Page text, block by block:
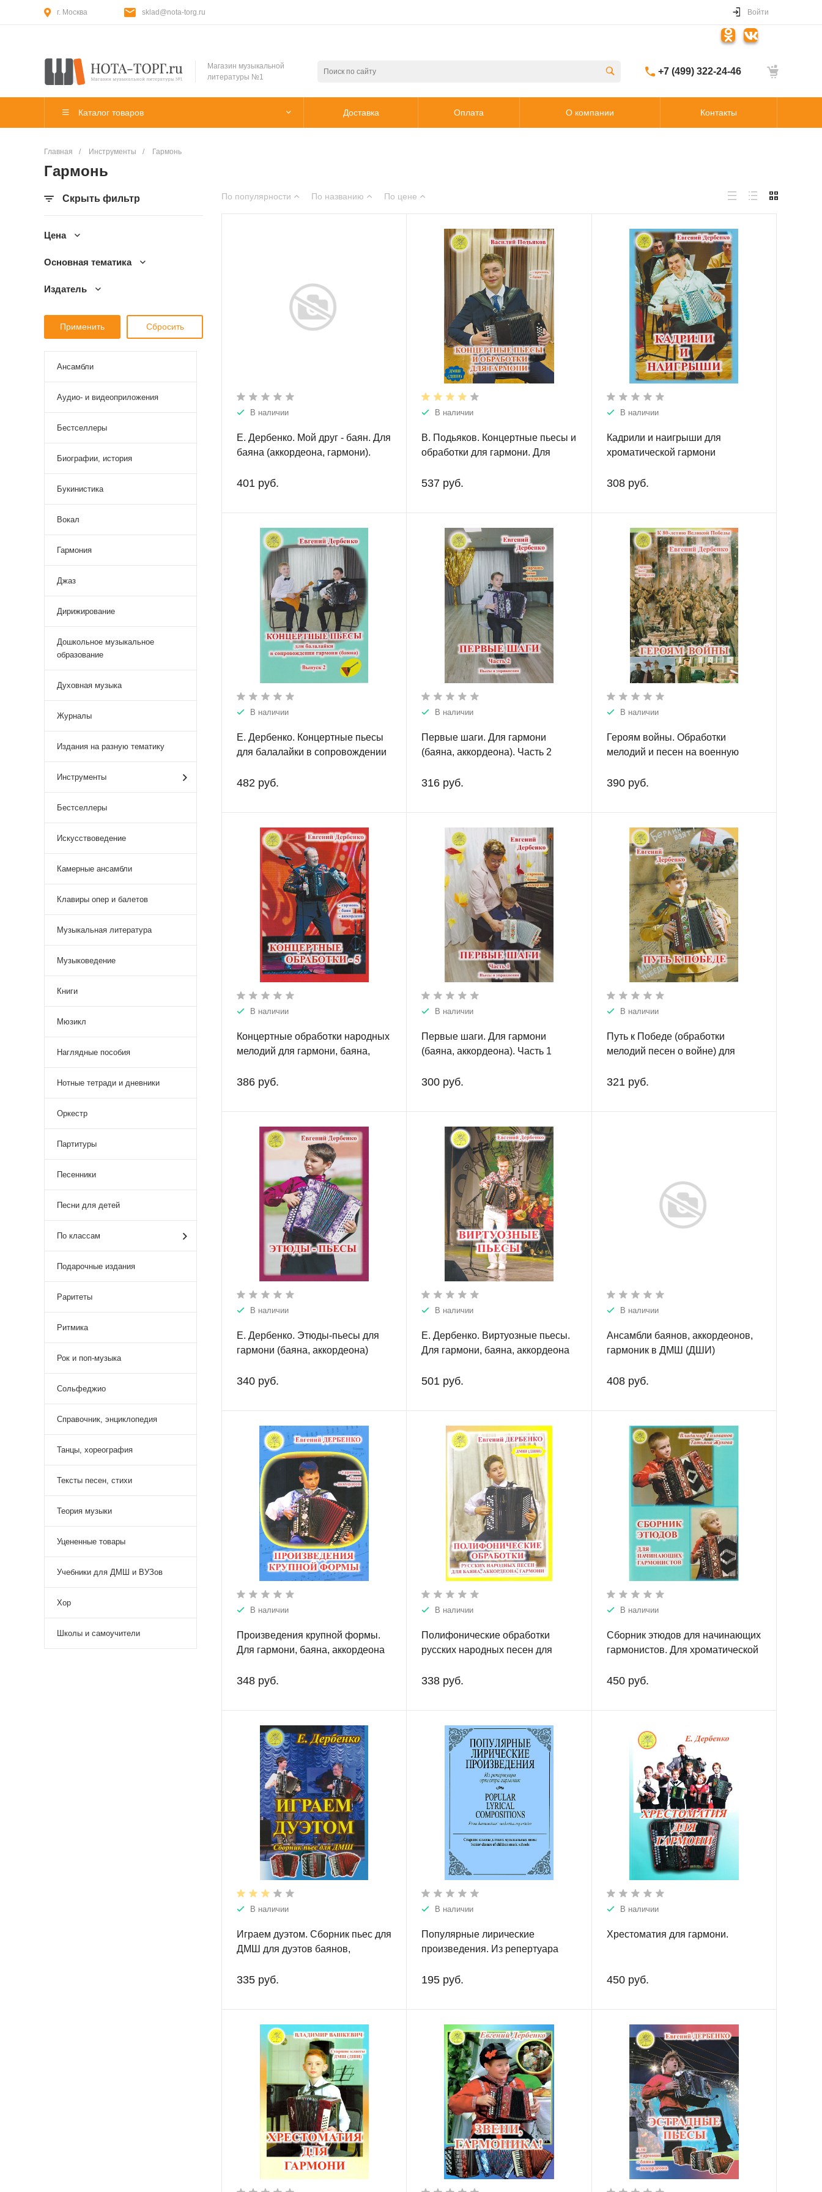
г. Москва sklad@nota-torg.ru Войти
Магазин музыкальной
литературы №1
+7 (499) 322-24-46
Каталог товаров Доставка Оплата О компании Контакты
Главная / Инструменты / Гармонь
Гармонь
Скрыть фильтр
Цена
Основная тематика
Издатель
Ансамбли
Аудио- и видеоприложения
Бестселлеры
Биографии, история
Букинистика
Вокал
Гармония
Джаз
Дирижирование
Дошкольное музыкальное
образование
Духовная музыка
Журналы
Издания на разную тематику
Инструменты
Бестселлеры
Искусствоведение
Камерные ансамбли
Клавиры опер и балетов
Музыкальная литература
Музыковедение
Книги
Мюзикл
Наглядные пособия
Нотные тетради и дневники
Оркестр
Партитуры
Песенники
Песни для детей
По классам
Подарочные издания
Раритеты
Ритмика
Рок и поп-музыка
Сольфеджио
Справочник, энциклопедия
Танцы, хореография
Тексты песен, стихи
Теория музыки
Уцененные товары
Учебники для ДМШ и ВУЗов
Хор
Школы и самоучители
По популярности По названию По цене
В наличии
Е. Дербенко. Мой друг - баян. Для
баяна (аккордеона, гармони).
и ДШИ
401 руб.
В наличии
В. Подьяков. Концертные пьесы и
обработки для гармони. Для
537 руб.
В наличии
Кадрили и наигрыши для
хроматической гармони
308 руб.
В наличии
Е. Дербенко. Концертные пьесы
для балалайки в сопровождении
482 руб.
В наличии
Первые шаги. Для гармони
(баяна, аккордеона). Часть 2
316 руб.
В наличии
Героям войны. Обработки
мелодий и песен на военную
аккордеона
390 руб.
В наличии
Концертные обработки народных
мелодий для гармони, баяна,
386 руб.
В наличии
Первые шаги. Для гармони
(баяна, аккордеона). Часть 1
300 руб.
В наличии
Путь к Победе (обработки
мелодий песен о войне) для
акордеона.
321 руб.
В наличии
Е. Дербенко. Этюды-пьесы для
гармони (баяна, аккордеона)
340 руб.
В наличии
Е. Дербенко. Виртуозные пьесы.
Для гармони, баяна, аккордеона
501 руб.
В наличии
Ансамбли баянов, аккордеонов,
гармоник в ДМШ (ДШИ)
408 руб.
В наличии
Произведения крупной формы.
Для гармони, баяна, аккордеона
348 руб.
В наличии
Полифонические обработки
русских народных песен для
338 руб.
В наличии
Сборник этюдов для начинающих
гармонистов. Для хроматической
450 руб.
В наличии
Играем дуэтом. Сборник пьес для
ДМШ для дуэтов баянов,
335 руб.
В наличии
Популярные лирические
произведения. Из репертуара
классы ДМШ.
195 руб.
В наличии
Хрестоматия для гармони.
450 руб.